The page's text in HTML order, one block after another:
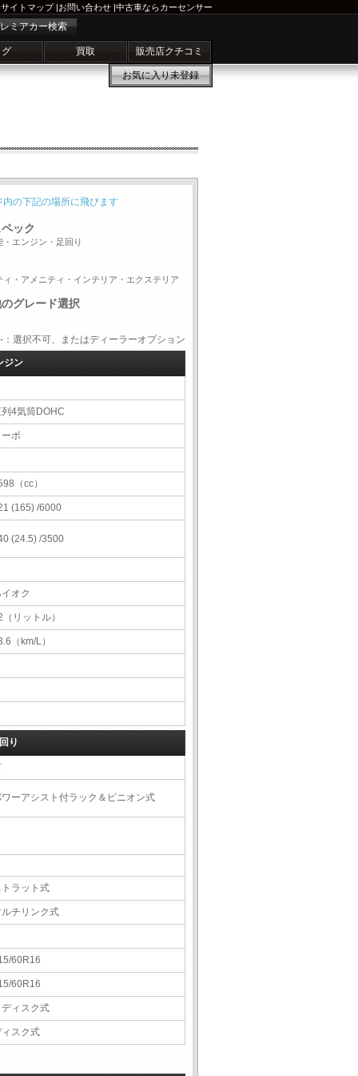
サイトマップ|お問い合わせ |中古車ならカーセンサー
ミアカー検索
買取 販売店クチコミ
お気に入り未登録
内の下記の場所に飛びます
ック
・エンジン・足回り
ィ・アメニティ・インテリア・エクステリア
グレード選択
択不可、またはディーラーオプション
ジン
4気筒DOHC
ボ
（cc）
(165) /6000
(24.5) /3500
オク
（リットル）
（km/L）
り
ーアシスト付ラック＆ピニオン式
ラット式
チリンク式
60R16
60R16
ィスク式
スク式